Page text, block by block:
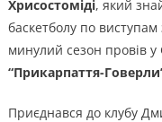
Хрисостоміді, який
баскетболу по виступам
минулий сезон провів у
“Прикарпаття-
Приєднався до клубу